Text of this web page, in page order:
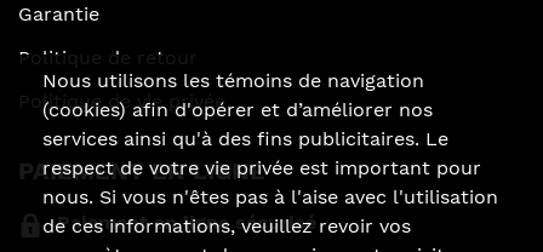
Garantie
Politique de retour
Politique de vie privée
PAIEMENT EN LIGNE
Paiement en ligne sécurisé
Nous utilisons les témoins de navigation
(cookies) afin d'opérer et d’améliorer nos
services ainsi qu'à des fins publicitaires. Le
respect de votre vie privée est important pour
nous. Si vous n'êtes pas à l'aise avec l'utilisation
de ces informations, veuillez revoir vos